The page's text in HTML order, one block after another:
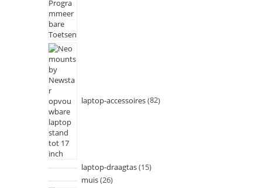
laptop-accessoires 82
laptop-draagtas 15
muis 26